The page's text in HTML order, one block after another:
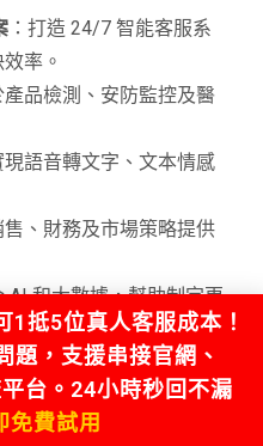
：打造 24/7 智能客服系
率。
產品檢測、安防監控及醫
現語音轉文字、文本情感
售、財務及市場策略提供
AI 和大數據，幫助制定更
顧問交流，獲得量身打造
1抵5位真人客服成本！
題，支援串接官網、
台。24小時秒回不漏
免費試用